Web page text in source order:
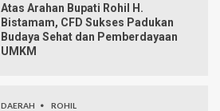
Atas Arahan Bupati Rohil H.
Bistamam, CFD Sukses Padukan
Budaya Sehat dan Pemberdayaan
UMKM
DAERAH ROHIL